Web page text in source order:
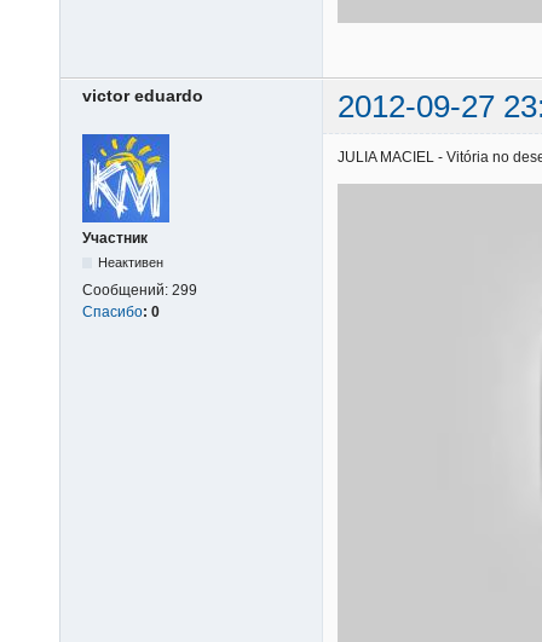
victor eduardo 2012-09-27
Участник
Неактивен
Сообщений: 299
Спасибо: 0
JULIA MACIEL - Vitória no